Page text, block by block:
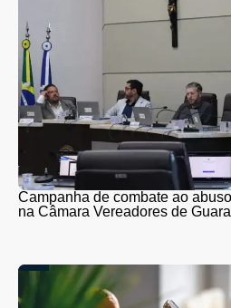
Campanha de combate ao
na Câmara Vereadores de